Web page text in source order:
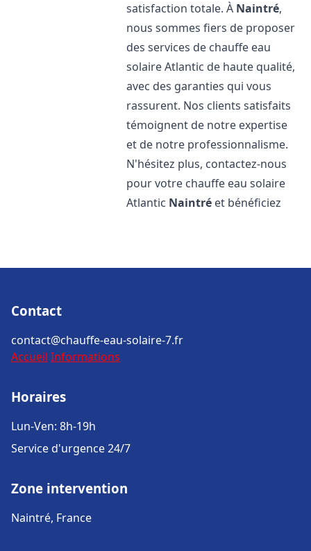
satisfaction totale. À Naintré,
nous sommes fiers de proposer
des services de chauffe eau
solaire Atlantic de haute qualité,
avec des garanties qui vous
rassurent. Nos clients satisfaits
témoignent de notre expertise
et de notre professionnalisme.
N'hésitez plus, contactez-nous
pour votre chauffe eau solaire
Atlantic Naintré et bénéficiez
Contact
contact@chauffe-eau-solaire-7.fr
Accueil Informations
Horaires
Lun-Ven: 8h-19h
Service d'urgence 24/7
Zone intervention
Naintré, France